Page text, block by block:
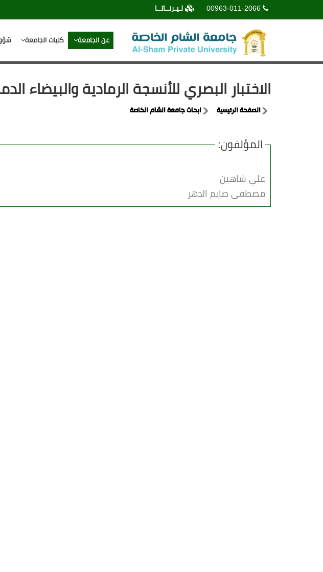
00963-011-2066 لـيـرنــاتــا
عن الجامعة كليات الجامعة
الاختبار البصري للأنسجة الرمادية والبيضاء
الصفحة الرئيسية ابحاث جامعة الشام الخاصة
المؤلفون:
علي شاهين
مصطفى صايم الدهر